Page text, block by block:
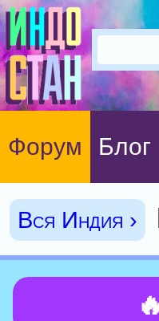
Форум Блог
Вся Индия ›